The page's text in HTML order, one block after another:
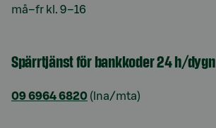
må–fr kl. 9–16
Spärrtjänst för bankkoder 24 h/dygn
09 6964 6820 (lna/mta)